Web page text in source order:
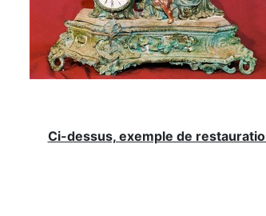
Ci-dessus, exemple de